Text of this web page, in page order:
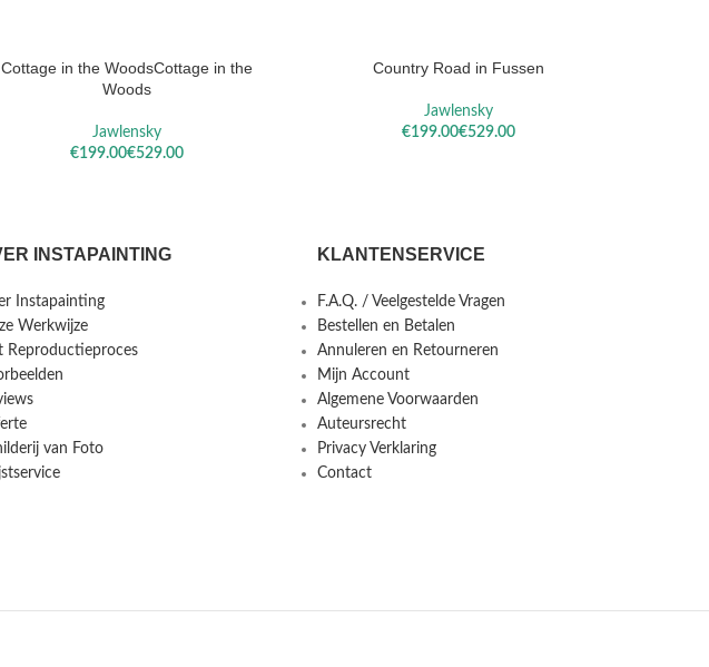
Cottage in the WoodsCottage in the
Woods
Jawlensky
€
€
Country Road in Fussen
Jawlensky
€
€
INSTAPAINTING
Instapainting
Werkwijze
Reproductieproces
van Foto
KLANTENSERVICE
F.A.Q. / Veelgestelde Vragen
Bestellen en Betalen
Annuleren en Retourneren
Mijn Account
Algemene Voorwaarden
Auteursrecht
Privacy Verklaring
Contact